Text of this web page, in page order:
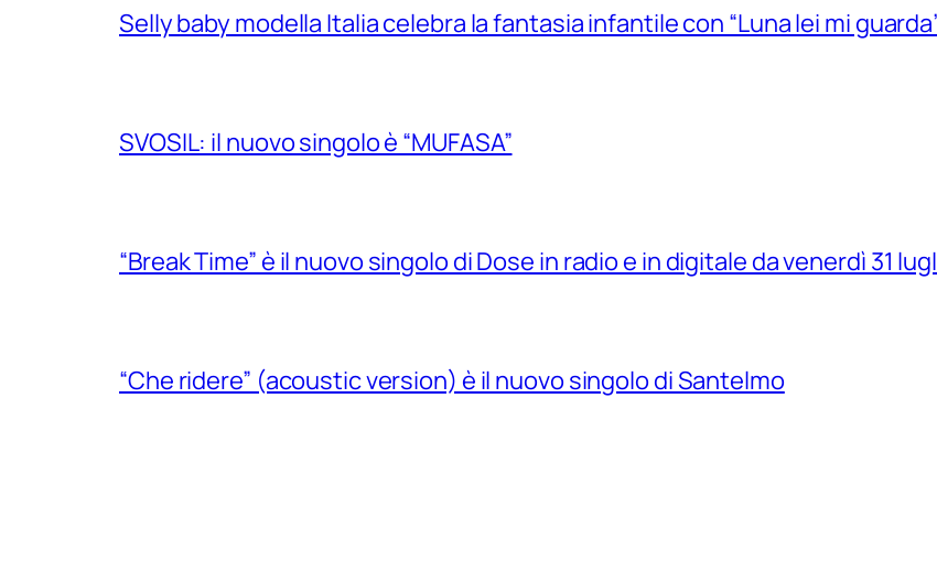
Selly baby modella Italia celebra la fantasia infantile con “Luna lei mi
SVOSIL: il nuovo singolo è “MUFASA”
“Break Time” è il nuovo singolo di Dose in radio e in digitale da venerdì 31
“Che ridere” (acoustic version) è il nuovo singolo di Santelmo